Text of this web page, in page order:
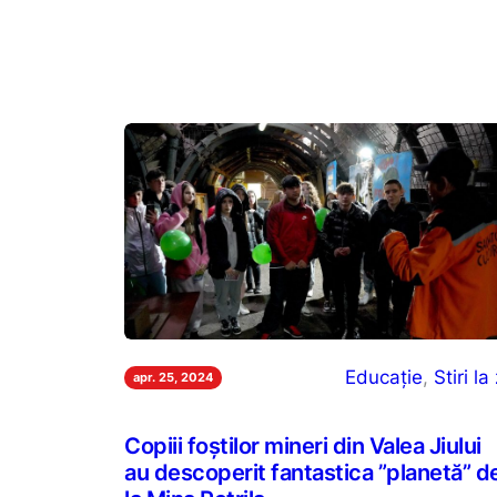
apr. 25, 2024 Educație, Stiri la
Copiii foștilor mineri din Valea Jiului
au descoperit fantastica ”planetă”